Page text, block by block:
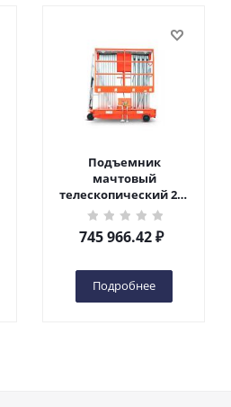
Подъемник
мачтовый
телескопический 200
кг 10 м TOR GTWY10-
200S DC 2-мачтовый
(автономный) (N) в
745 966.42₽
Подробнее